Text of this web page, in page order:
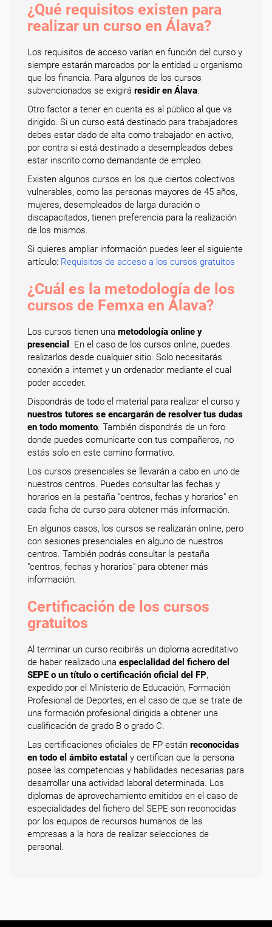
¿Qué requisitos existen para
realizar un curso en Álava?
Los requisitos de acceso varían en función del curso y
siempre estarán marcados por la entidad u organismo
que los financia. Para algunos de los cursos
subvencionados se exigirá residir en Álava.
Otro factor a tener en cuenta es al público al que va
dirigido. Si un curso está destinado para trabajadores
debes estar dado de alta como trabajador en activo,
por contra si está destinado a desempleados debes
estar inscrito como demandante de empleo.
Existen algunos cursos en los que ciertos colectivos
vulnerables, como las personas mayores de 45 años,
mujeres, desempleados de larga duración o
discapacitados, tienen preferencia para la realización
de los mismos.
Si quieres ampliar información puedes leer el siguiente
artículo: Requisitos de acceso a los cursos gratuitos
¿Cuál es la metodología de los
cursos de Femxa en Álava?
Los cursos tienen una metodología online y
presencial . En el caso de los cursos online, puedes
realizarlos desde cualquier sitio. Solo necesitarás
conexión a internet y un ordenador mediante el cual
poder acceder.
Dispondrás de todo el material para realizar el curso y
nuestros tutores se encargarán de resolver tus dudas
en todo momento. También dispondrás de un foro
donde puedes comunicarte con tus compañeros, no
estás solo en este camino formativo.
Los cursos presenciales se llevarán a cabo en uno de
nuestros centros. Puedes consultar las fechas y
horarios en la pestaña "centros, fechas y horarios" en
cada ficha de curso para obtener más información.
En algunos casos, los cursos se realizarán online, pero
con sesiones presenciales en alguno de nuestros
centros. También podrás consultar la pestaña
"centros, fechas y horarios" para obtener más
información.
Certificación de los cursos
gratuitos
Al terminar un curso recibirás un diploma acreditativo
de haber realizado una especialidad del fichero del
SEPE o un título o certificación oficial del FP,
expedido por el Ministerio de Educación, Formación
Profesional de Deportes, en el caso de que se trate de
una formación profesional dirigida a obtener una
cualificación de grado B o grado C.
Las certificaciones oficiales de FP están reconocidas
en todo el ámbito estatal y certifican que la persona
posee las competencias y habilidades necesarias para
desarrollar una actividad laboral determinada. Los
diplomas de aprovechamiento emitidos en el caso de
especialidades del fichero del SEPE son reconocidas
por los equipos de recursos humanos de las
empresas a la hora de realizar selecciones de
personal.